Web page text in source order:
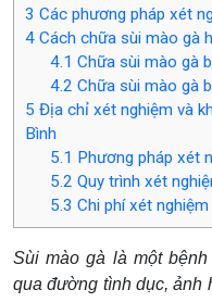
3 Các phương pháp xét
4 Cách chữa sùi mào gà
4.1 Chữa sùi mào gà
4.2 Chữa sùi mào gà
5 Địa chỉ xét nghiệm và
Bình
5.1 Phương pháp xét
5.2 Quy trình xét
5.3 Chi phí xét
Sùi mào gà là một
qua đường tình dục, ảnh